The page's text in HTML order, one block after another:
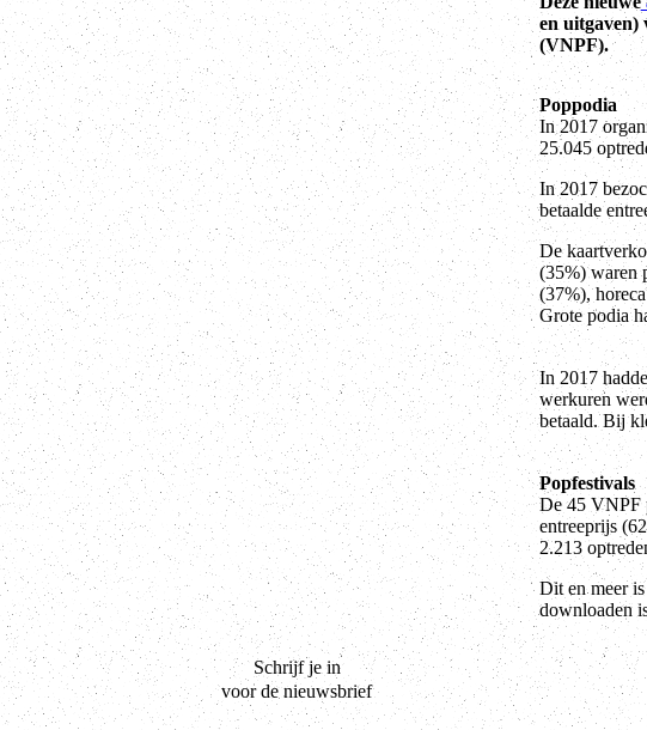
en uitgaven)
(VNPF).
Poppodia
In 2017
25.045
In 2017
betaalde
De
(35%) waren
(37%),
Grote podia
In 2017
werkuren
betaald. Bij
Popfestivals
De 45 VNPF
entreeprijs
2.213
Dit en meer
downloaden
Schrijf je in
voor de nieuwsbrief